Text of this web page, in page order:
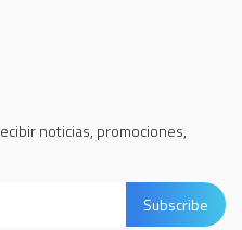
noticias, promociones,
Subscribe